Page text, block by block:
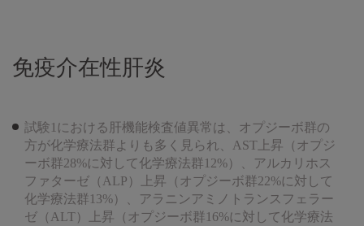
免疫介在性肝炎
試験1における肝機能検査値異常は、オプジーボ群の
方が化学療法群よりも多く見られ、AST上昇（オプジ
ーボ群28%に対して化学療法群12%）、アルカリホス
ファターゼ（ALP）上昇（オプジーボ群22%に対して
化学療法群13%）、アラニンアミノトランスフェラー
ゼ（ALT）上昇（オプジーボ群16%に対して化学療法